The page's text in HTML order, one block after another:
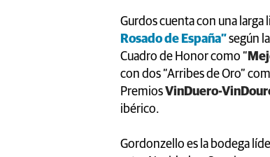
Gurdos cuenta con una larga
Rosado de España”según
Cuadro de Honor como “
con dos “Arribes de Oro”
PremiosVinDuero-
ibérico.
Gordonzello es la bodega